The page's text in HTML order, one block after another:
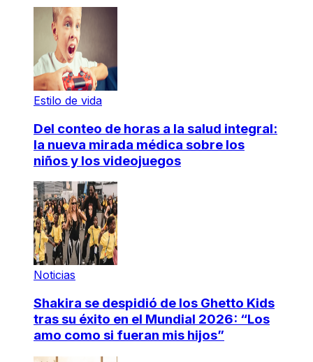
Estilo de vida
Del conteo de horas a la salud integral:
la nueva mirada médica sobre los
niños y los videojuegos
Noticias
Shakira se despidió de los Ghetto Kids
tras su éxito en el Mundial 2026: “Los
amo como si fueran mis hijos”